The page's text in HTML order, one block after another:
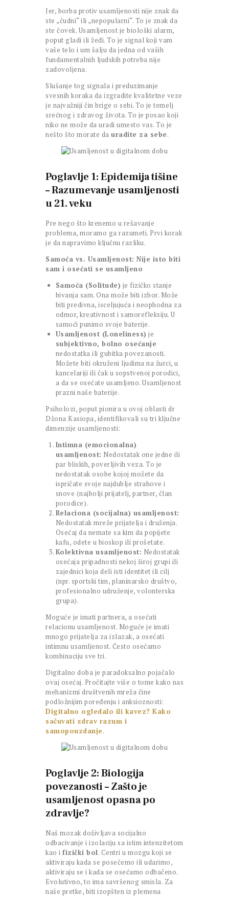
Jer, borba protiv usamljenosti nije znak da
ste „čudni“ ili „nepopularni“. To je znak da
ste čovek. Usamljenost je biološki alarm,
poput gladi ili žeđi. To je signal koji vam
vaše telo i um šalju da jedna od vaših
fundamentalnih ljudskih potreba nije
zadovoljena.
Slušanje tog signala i preduzimanje
svesnih koraka da izgradite kvalitetne veze
je najvažniji čin brige o sebi. To je temelj
srećnog i zdravog života. To je posao koji
niko ne može da uradi umesto vas. To je
nešto što morate da uradite za sebe.
Poglavlje 1: Epidemija tišine
– Razumevanje usamljenosti
u 21. veku
Pre nego što krenemo u rešavanje
problema, moramo ga razumeti. Prvi korak
je da napravimo ključnu razliku.
Samoća vs. Usamljenost: Nije isto biti
sam i osećati se usamljeno
Samoća (Solitude) je fizičko stanje
bivanja sam. Ona može biti izbor. Može
biti predivna, isceljujuća i neophodna za
odmor, kreativnost i samorefleksiju. U
samoći punimo svoje baterije.
Usamljenost (Loneliness) je
subjektivno, bolno osećanje
nedostatka ili gubitka povezanosti.
Možete biti okruženi ljudima na žurci, u
kancelariji ili čak u sopstvenoj porodici,
a da se osećate usamljeno. Usamljenost
prazni naše baterije.
Psiholozi, poput pionira u ovoj oblasti dr
Džona Kasiopa, identifikovali su tri ključne
dimenzije usamljenosti:
Intimna (emocionalna)
usamljenost: Nedostatak one jedne ili
par bliskih, poverljivih veza. To je
nedostatak osobe kojoj možete da
ispričate svoje najdublje strahove i
snove (najbolji prijatelj, partner, član
porodice).
Relaciona (socijalna) usamljenost:
Nedostatak mreže prijatelja i druženja.
Osećaj da nemate sa kim da popijete
kafu, odete u bioskop ili prošetate.
Kolektivna usamljenost: Nedostatak
osećaja pripadnosti nekoj široj grupi ili
zajednici koja deli isti identitet ili cilj
(npr. sportski tim, planinarsko društvo,
profesionalno udruženje, volonterska
grupa).
Moguće je imati partnera, a osećati
relacionu usamljenost. Moguće je imati
mnogo prijatelja za izlazak, a osećati
intimnu usamljenost. Često osećamo
kombinaciju sve tri.
Digitalno doba je paradoksalno pojačalo
ovaj osećaj. Pročitajte više o tome kako nas
mehanizmi društvenih mreža čine
podložnijim poređenju i anksioznosti:
Digitalno ogledalo ili kavez? Kako
sačuvati zdrav razum i
samopouzdanje.
Poglavlje 2: Biologija
povezanosti – Zašto je
usamljenost opasna po
zdravlje?
Naš mozak doživljava socijalno
odbacivanje i izolaciju sa istim intenzitetom
kao i fizički bol. Centri u mozgu koji se
aktiviraju kada se posečemo ili udarimo,
aktiviraju se i kada se osećamo odbačeno.
Evolutivno, to ima savršenog smisla. Za
naše pretke, biti izopšten iz plemena